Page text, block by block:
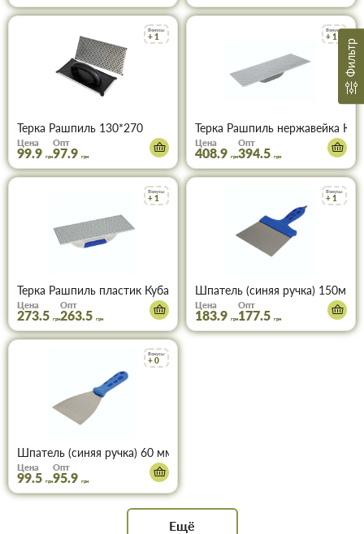
Бонусы
+ 1
Терка Рашпиль 130*270
Цена
99.9 грн
Опт
97.9 грн
Бонусы
+ 1
Терка Рашпиль нержавейка
Цена
408.9 грн
Опт
394.5 грн
Бонусы
+ 1
Терка Рашпиль пластик Кубала (Kubala) 130х270мм 0335
Цена
273.5 грн
Опт
263.5 грн
Бонусы
+ 1
Шпатель (синяя ручка) 150мм
Цена
183.9 грн
Опт
177.5 грн
Бонусы
+ 0
Шпатель (синяя ручка) 60 мм Кубала (Kubala) 0502
Цена
99.5 грн
Опт
95.9 грн
Ещё
Фильтр